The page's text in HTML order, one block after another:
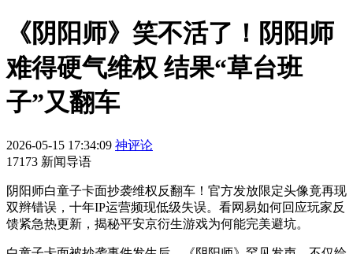
《阴阳师》笑不活了！阴阳师
难得硬气维权 结果“草台班
子”又翻车
2026-05-15 17:34:09 神评论
17173 新闻导语
阴阳师白童子卡面抄袭维权反翻车！官方发放限定头像竟再现
双辫错误，十年IP运营频现低级失误。看网易如何回应玩家反
馈紧急热更新，揭秘平安京衍生游戏为何能完美避坑。